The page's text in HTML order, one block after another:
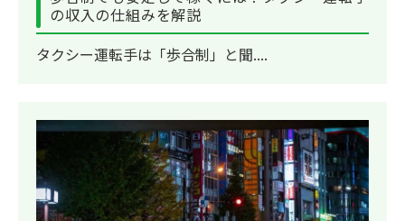
の収入の仕組みを解説
タクシー運転手は「歩合制」と聞....